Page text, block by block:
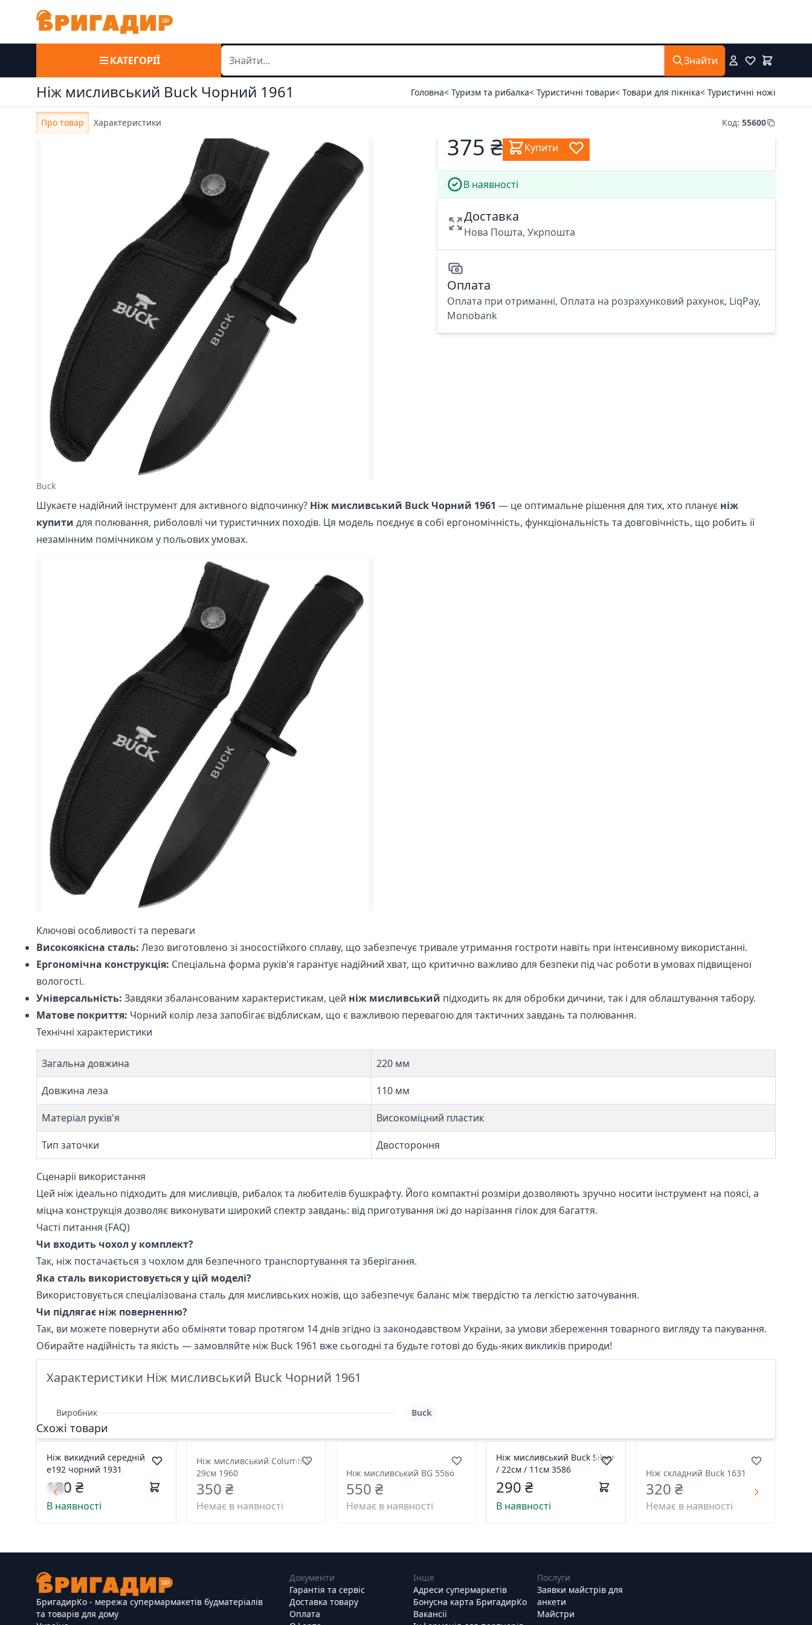
КАТЕГОРІЇ Знайти
Ніж мисливський Buck Чорний 1961 Головна< Туризм та рибалка< Туристичні товари< Товари для пікніка< Туристичні ножі
Про товар Характеристики Код: 55600
Buck
375 ₴ Купити
В наявності
Доставка
Нова Пошта, Укрпошта
Оплата
Оплата при отриманні, Оплата на розрахунковий рахунок, LiqPay,
Monobank
Шукаєте надійний інструмент для активного відпочинку? Ніж мисливський Buck Чорний 1961 — це оптимальне рішення для тих, хто планує ніж
купити для полювання, риболовлі чи туристичних походів. Ця модель поєднує в собі ергономічність, функціональність та довговічність, що робить її
незамінним помічником у польових умовах.
Ключові особливості та переваги
Високоякісна сталь: Лезо виготовлено зі зносостійкого сплаву, що забезпечує тривале утримання гостроти навіть при інтенсивному використанні.
Ергономічна конструкція: Спеціальна форма руків'я гарантує надійний хват, що критично важливо для безпеки під час роботи в умовах підвищеної
вологості.
Універсальність: Завдяки збалансованим характеристикам, цей ніж мисливський підходить як для обробки дичини, так і для облаштування табору.
Матове покриття: Чорний колір леза запобігає відблискам, що є важливою перевагою для тактичних завдань та полювання.
Технічні характеристики
Загальна довжина 220 мм
Довжина леза 110 мм
Матеріал руків'я Високоміцний пластик
Тип заточки Двостороння
Сценарії використання
Цей ніж ідеально підходить для мисливців, рибалок та любителів бушкрафту. Його компактні розміри дозволяють зручно носити інструмент на поясі, а
міцна конструкція дозволяє виконувати широкий спектр завдань: від приготування їжі до нарізання гілок для багаття.
Часті питання (FAQ)
Чи входить чохол у комплект?
Так, ніж постачається з чохлом для безпечного транспортування та зберігання.
Яка сталь використовується у цій моделі?
Використовується спеціалізована сталь для мисливських ножів, що забезпечує баланс між твердістю та легкістю заточування.
Чи підлягає ніж поверненню?
Так, ви можете повернути або обміняти товар протягом 14 днів згідно із законодавством України, за умови збереження товарного вигляду та пакування.
Обирайте надійність та якість — замовляйте ніж Buck 1961 вже сьогодні та будьте готові до будь-яких викликів природи!
Характеристики Ніж мисливський Buck Чорний 1961
Виробник Buck
Схожі товари
Ніж викидний середній
е192 чорний 1931
180 ₴
В наявності
Ніж мисливський Columbia
29см 1960
350 ₴
Немає в наявності
Ніж мисливський BG 5586
550 ₴
Немає в наявності
Ніж мисливський Buck Silver
/ 22см / 11см 3586
290 ₴
В наявності
Ніж складний Buck 1631
320 ₴
Немає в наявності
БригадирКо - мережа супермармакетів будматеріалів
та товарів для дому
Документи
Гарантія та сервіс
Доставка товару
Оплата
Інше
Адреси супермаркетів
Бонусна карта БригадирКо
Вакансії
Послуги
Заявки майстрів для
анкети
Майстри